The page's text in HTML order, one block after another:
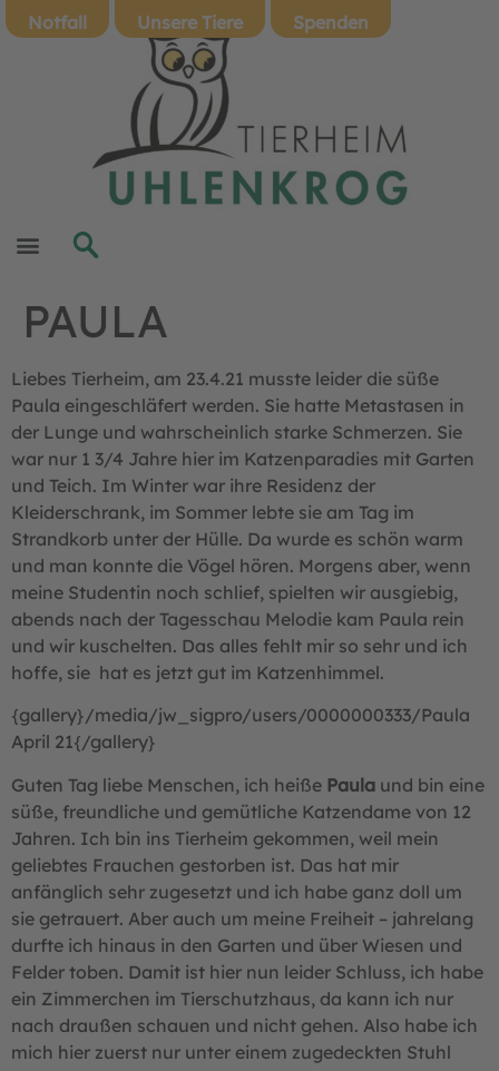
Notfall Unsere Tiere Spenden
PAULA
Liebes Tierheim, am 23.4.21 musste leider die süße
Paula eingeschläfert werden. Sie hatte Metastasen in
der Lunge und wahrscheinlich starke Schmerzen. Sie
war nur 1 3/4 Jahre hier im Katzenparadies mit Garten
und Teich. Im Winter war ihre Residenz der
Kleiderschrank, im Sommer lebte sie am Tag im
Strandkorb unter der Hülle. Da wurde es schön warm
und man konnte die Vögel hören. Morgens aber, wenn
meine Studentin noch schlief, spielten wir ausgiebig,
abends nach der Tagesschau Melodie kam Paula rein
und wir kuschelten. Das alles fehlt mir so sehr und ich
hoffe, sie hat es jetzt gut im Katzenhimmel.
{gallery}/media/jw_sigpro/users/0000000333/Paula
April 21{/gallery}
Guten Tag liebe Menschen, ich heiße Paula und bin eine
süße, freundliche und gemütliche Katzendame von 12
Jahren. Ich bin ins Tierheim gekommen, weil mein
geliebtes Frauchen gestorben ist. Das hat mir
anfänglich sehr zugesetzt und ich habe ganz doll um
sie getrauert. Aber auch um meine Freiheit – jahrelang
durfte ich hinaus in den Garten und über Wiesen und
Felder toben. Damit ist hier nun leider Schluss, ich habe
ein Zimmerchen im Tierschutzhaus, da kann ich nur
nach draußen schauen und nicht gehen. Also habe ich
mich hier zuerst nur unter einem zugedeckten Stuhl